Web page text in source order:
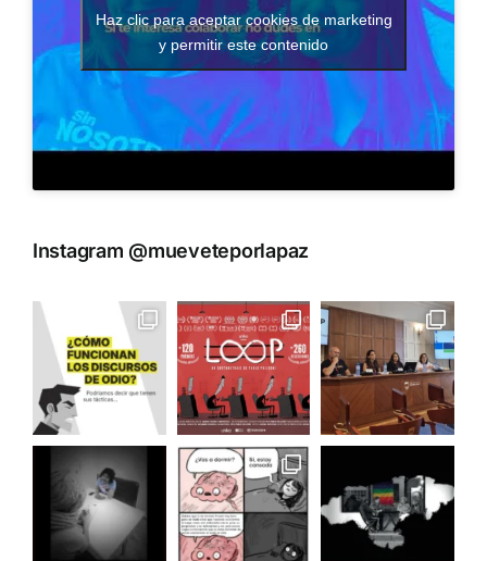
Haz clic para aceptar cookies de marketing
y permitir este contenido
Instagram @mueveteporlapaz